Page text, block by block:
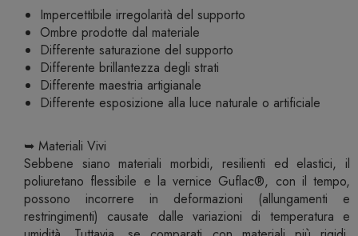
Impercettibile irregolarità del supporto
Ombre prodotte dal materiale
Differente saturazione del supporto
Differente brillantezza degli strati
Differente maestria artigianale
Differente esposizione alla luce naturale o artificiale
➥ Materiali Vivi
Sebbene siano materiali morbidi, resilienti ed elastici, il
poliuretano flessibile e la vernice Guflac®, con il tempo,
possono incorrere in deformazioni (allungamenti e
restringimenti) causate dalle variazioni di temperatura e